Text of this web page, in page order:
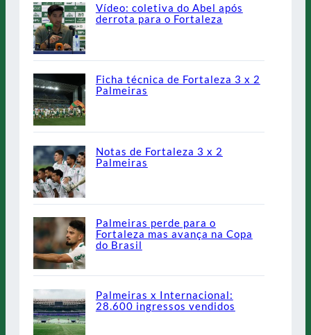
Vídeo: coletiva do Abel após
derrota para o Fortaleza
Ficha técnica de Fortaleza 3 x 2
Palmeiras
Notas de Fortaleza 3 x 2
Palmeiras
Palmeiras perde para o
Fortaleza mas avança na Copa
do Brasil
Palmeiras x Internacional:
28.600 ingressos vendidos